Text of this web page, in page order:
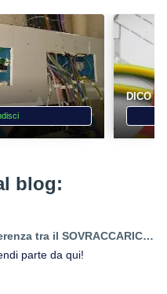
DICO -
blog:
tra il SOVRACCARICO
parte da qui!